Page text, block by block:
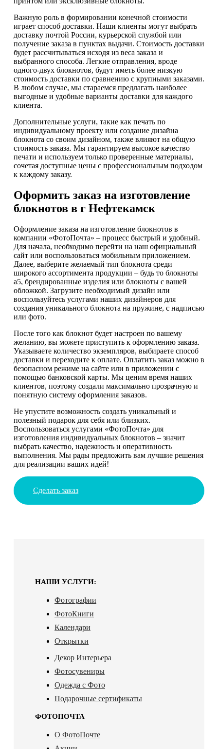
Важную роль в формировании конечной стоимости
играет способ доставки. Наши клиенты могут выбрать
доставку почтой России, курьерской службой или
получение заказа в пунктах выдачи. Стоимость доставки
будет рассчитываться исходя из веса заказа и
выбранного способа. Легкие отправления, вроде
одного-двух блокнотов, будут иметь более низкую
стоимость доставки по сравнению с крупными заказами.
В любом случае, мы стараемся предлагать наиболее
выгодные и удобные варианты доставки для каждого
клиента.
Дополнительные услуги, такие как печать по
индивидуальному проекту или создание дизайна
блокнота со своим дизайном, также влияют на общую
стоимость заказа. Мы гарантируем высокое качество
печати и используем только проверенные материалы,
сочетая доступные цены с профессиональным подходом
к каждому заказу.
Оформить заказ на изготовление
блокнотов в г Нефтекамск
Оформление заказа на изготовление блокнотов в
компании «ФотоПочта» – процесс быстрый и удобный.
Для начала, необходимо перейти на наш официальный
сайт или воспользоваться мобильным приложением.
Далее, выберите желаемый тип блокнота среди
широкого ассортимента продукции – будь то блокноты
а5, брендированные изделия или блокноты с вашей
обложкой. Загрузите необходимый дизайн или
воспользуйтесь услугами наших дизайнеров для
создания уникального блокнота на пружине, с надписью
или фото.
После того как блокнот будет настроен по вашему
желанию, вы можете приступить к оформлению заказа.
Указываете количество экземпляров, выбираете способ
доставки и переходите к оплате. Оплатить заказ можно в
безопасном режиме на сайте или в приложении с
помощью банковской карты. Мы ценим время наших
клиентов, поэтому создали максимально прозрачную и
понятную систему оформления заказов.
Не упустите возможность создать уникальный и
полезный подарок для себя или близких.
Воспользоваться услугами «ФотоПочта» для
изготовления индивидуальных блокнотов – значит
выбрать качество, надежность и оперативность
выполнения. Мы рады предложить вам лучшие решения
для реализации ваших идей!
Сделать заказ
НАШИ УСЛУГИ:
Фотографии
ФотоКниги
Календари
Открытки
Декор Интерьера
Фотосувениры
Одежда с Фото
Подарочные сертификаты
ФОТОПОЧТА
О ФотоПочте